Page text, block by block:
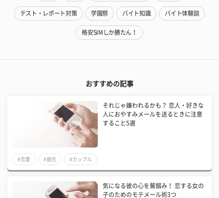
テスト・レポート対策 学園祭 バイト知識 バイト体験談
格安SIMしか勝たん！
おすすめの記事
それじゃ嫌われるかも？ 恋人・好きな
人におやすみメールを送るときに注意
すること5選
#恋愛 #彼氏 #カップル
気になる彼の心を鷲掴み！ 恋する女の
子のためのモテメール術3つ